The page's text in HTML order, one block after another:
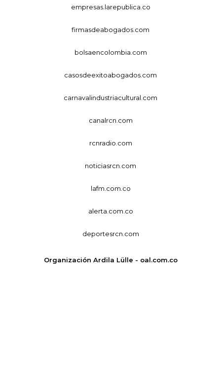
empresas.larepublica.co
firmasdeabogados.com
bolsaencolombia.com
casosdeexitoabogados.com
carnavalindustriacultural.com
canalrcn.com
rcnradio.com
noticiasrcn.com
lafm.com.co
alerta.com.co
deportesrcn.com
Organización Ardila Lülle - oal.com.co